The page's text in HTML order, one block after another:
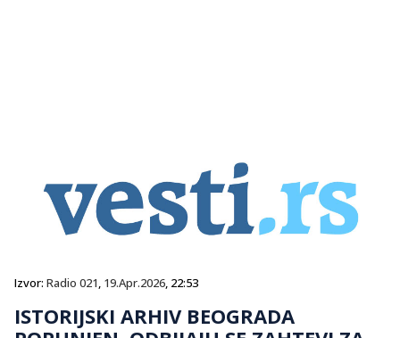
Izvor: Radio 021, 19.Apr.2026, 22:53
ISTORIJSKI ARHIV BEOGRADA